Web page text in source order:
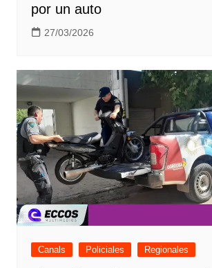
por un auto
27/03/2026
Canals Policiales Regionales